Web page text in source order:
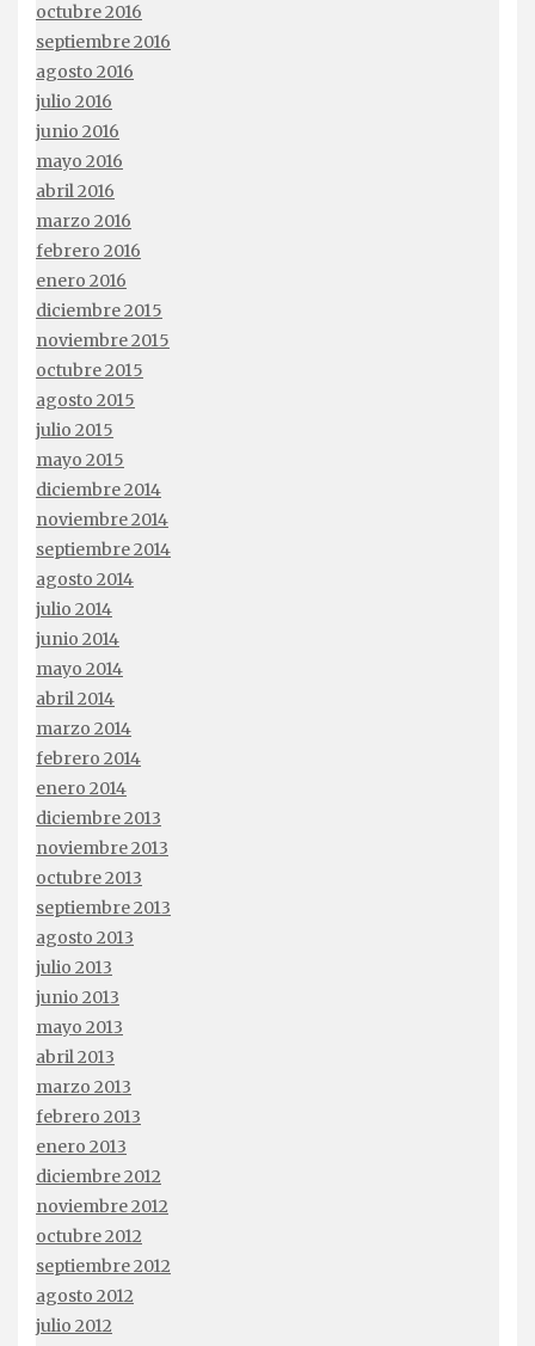
octubre 2016
septiembre 2016
agosto 2016
julio 2016
junio 2016
mayo 2016
abril 2016
marzo 2016
febrero 2016
enero 2016
diciembre 2015
noviembre 2015
octubre 2015
agosto 2015
julio 2015
mayo 2015
diciembre 2014
noviembre 2014
septiembre 2014
agosto 2014
julio 2014
junio 2014
mayo 2014
abril 2014
marzo 2014
febrero 2014
enero 2014
diciembre 2013
noviembre 2013
octubre 2013
septiembre 2013
agosto 2013
julio 2013
junio 2013
mayo 2013
abril 2013
marzo 2013
febrero 2013
enero 2013
diciembre 2012
noviembre 2012
octubre 2012
septiembre 2012
agosto 2012
julio 2012